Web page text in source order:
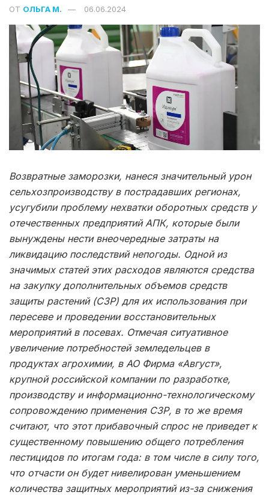
ОТ ОЛЬГА М. 06.06.2024
Возвратные заморозки, нанеся значительный урон
сельхозпроизводству в пострадавших регионах,
усугубили проблему нехватки оборотных средств у
отечественных предприятий АПК, которые были
вынуждены нести внеочередные затраты на
ликвидацию последствий непогоды. Одной из
значимых статей этих расходов являются средства
на закупку дополнительных объемов средств
защиты растений (СЗР) для их использования при
пересеве и проведении восстановительных
мероприятий в посевах. Отмечая ситуативное
увеличение потребностей земледельцев в
продуктах агрохимии, в АО Фирма «Август»,
крупной российской компании по разработке,
производству и информационно-технологическому
сопровождению применения СЗР, в то же время
считают, что этот прибавочный спрос не приведет к
существенному повышению общего потребления
пестицидов по итогам года: в том числе в силу того,
что отчасти он будет нивелирован уменьшением
количества защитных мероприятий из-за снижения